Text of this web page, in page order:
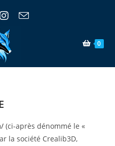
0
(ci-après dénommé le «
la société Crealib3D,